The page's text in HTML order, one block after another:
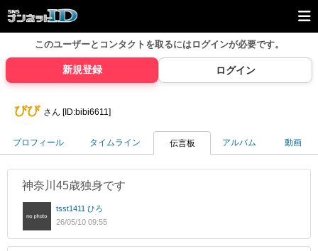
このユーザーとコンタクトを取るにはログインが必要です。
新規登録 ログイン
びび さん [ID:bibi6611]
プロフィール タイムライン 伝言板 アルバム 動画
神奈川45歳独身です
tsst1411 ひろ
26/05/10 09:55